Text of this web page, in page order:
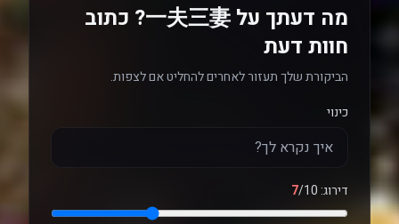
מה דעתך על 一夫三妻? כתוב
חוות דעת
הביקורת שלך תעזור לאחרים להחליט אם לצפות.
כינוי
דירוג: 7/10